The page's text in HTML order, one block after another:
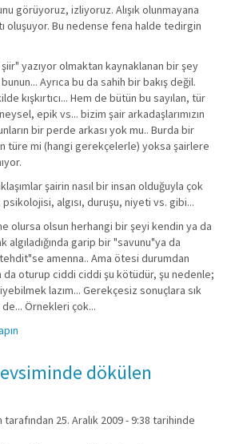
görüyoruz, izliyoruz. Alışık olunmayana
oluşuyor. Bu nedense fena halde tedirgin
yazıyor olmaktan kaynaklanan bir şey
Ayrıca bu da sahih bir bakış değil.
kışkırtıcı... Hem de bütün bu sayılan, tür
epik vs... bizim şair arkadaşlarımızın
bir perde arkası yok mu.. Burda bir
türe mi (hangi gerekçelerle) yoksa şairlere
şairin nasıl bir insan olduğuyla çok
psikolojisi, algısı, duruşu, niyeti vs. gibi...
olursa olsun herhangi bir şeyi kendin ya da
algıladığında garip bir "savunu"ya da
amenna.. Ama ötesi durumdan
da oturup ciddi ciddi şu kötüdür, şu nedenle;
lazım... Gerekçesiz sonuçlara sık
Örnekleri çok...
dökülen
tarafından 25. Aralık 2009 - 9:38 tarihinde